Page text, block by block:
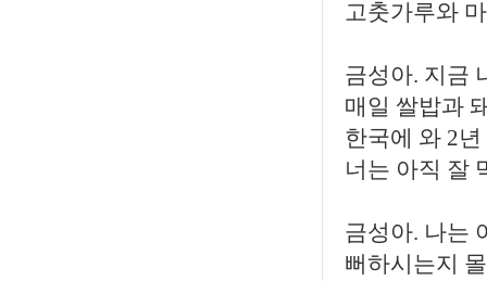
고춧가루와
금성아. 지금
매일 쌀밥과
한국에 와 2
너는 아직 잘
금성아. 나는
뻐하시는지